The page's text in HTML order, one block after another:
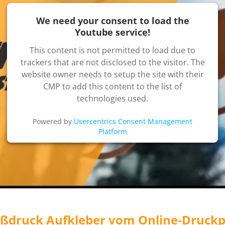
Aufkleber vom Online-
We need your consent to load the
Youtube service!
This content is not permitted to load due to
trackers that are not disclosed to the visitor. The
website owner needs to setup the site with their
CMP to add this content to the list of
technologies used.
Powered by Usercentrics Consent Management
Platform